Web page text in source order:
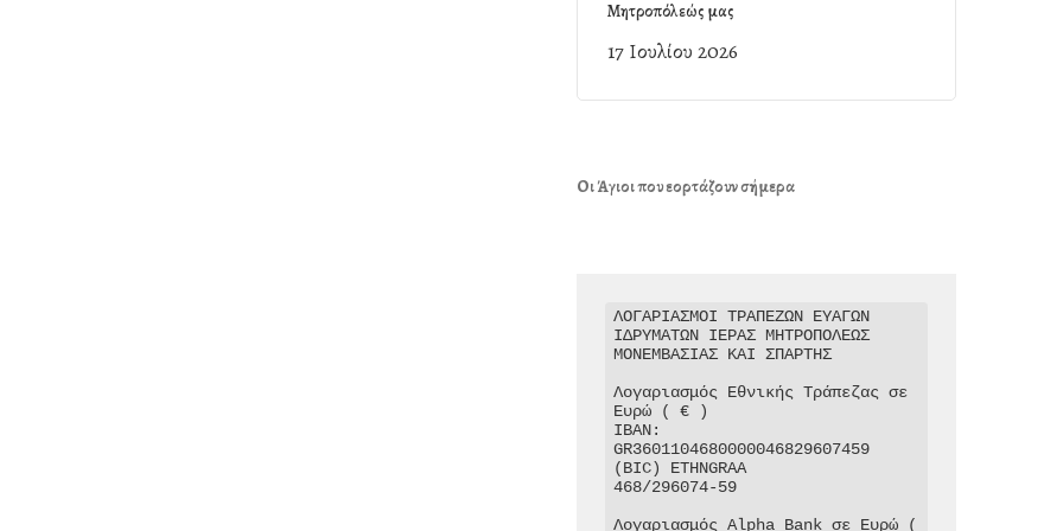
Μητροπόλεώς μας
17 Ιουλίου 2026
Οι Άγιοι που εορτάζουν σήμερα
ΛΟΓΑΡΙΑΣΜΟΙ ΤΡΑΠΕΖΩΝ ΕΥΑΓΩΝ
ΙΔΡΥΜΑΤΩΝ ΙΕΡΑΣ ΜΗΤΡΟΠΟΛΕΩΣ
ΜΟΝΕΜΒΑΣΙΑΣ ΚΑΙ ΣΠΑΡΤΗΣ
Λογαριασμός Εθνικής Τράπεζας σε
Ευρώ ( € )
IBAN:
GR3601104680000046829607459
(BIC) ETHNGRAA
468/296074-59
Λογαριασμός Alpha Bank σε Ευρώ (